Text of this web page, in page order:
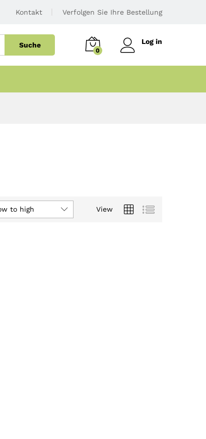
Kontakt Verfolgen Sie Ihre Bestellung
Suche
0
Log in
View
to high